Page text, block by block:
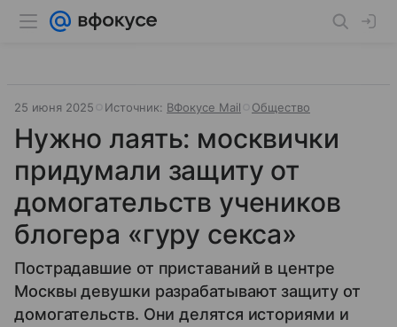
25 июня 2025 Источник: ВФокусе Mail Общество
Нужно лаять: москвички
придумали защиту от
домогательств учеников
блогера «гуру секса»
Пострадавшие от приставаний в центре
Москвы девушки разрабатывают защиту от
домогательств. Они делятся историями и